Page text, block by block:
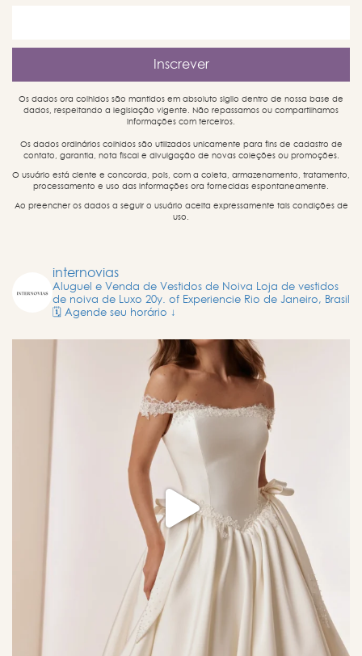
Os dados ora colhidos são mantidos em absoluto sigilo dentro de nossa base de
dados, respeitando a legislação vigente. Não repassamos ou compartilhamos
informações com terceiros.
Os dados ordinários colhidos são utilizados unicamente para fins de cadastro de
contato, garantia, nota fiscal e divulgação de novas coleções ou promoções.
O usuário está ciente e concorda, pois, com a coleta, armazenamento, tratamento,
processamento e uso das informações ora fornecidas espontaneamente.
Ao preencher os dados a seguir o usuário aceita expressamente tais condições de
uso.
internovias
Aluguel e Venda de Vestidos de Noiva Loja de vestidos
de noiva de Luxo 20y. of Experiencie Rio de Janeiro, Brasil
🗓️ Agende seu horário ↓